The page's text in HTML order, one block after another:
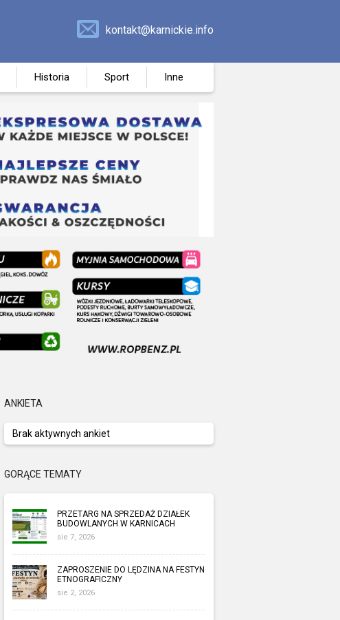
kontakt@karnickie.info
Historia Sport Inne
ANKIETA
Brak aktywnych ankiet
GORĄCE TEMATY
PRZETARG NA SPRZEDAŻ DZIAŁEK
BUDOWLANYCH W KARNICACH
sie 7, 2026
ZAPROSZENIE DO LĘDZINA NA FESTYN
ETNOGRAFICZNY
sie 2, 2026